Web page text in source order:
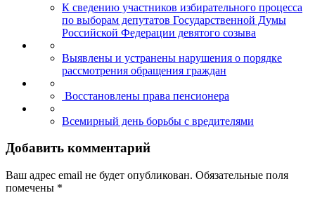
К сведению участников избирательного процесса
по выборам депутатов Государственной Думы
Российской Федерации девятого созыва
Выявлены и устранены нарушения о порядке
рассмотрения обращения граждан
Восстановлены права пенсионера
Всемирный день борьбы с вредителями
Добавить комментарий
Ваш адрес email не будет опубликован. Обязательные поля
помечены *